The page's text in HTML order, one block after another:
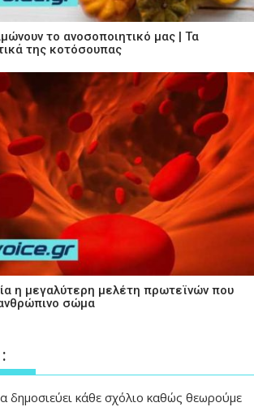
το ανοσοποιητικό μας | Τα
της κοτόσουπας
η μεγαλύτερη μελέτη πρωτεϊνών που
σώμα
δημοσιεύει κάθε σχόλιο καθώς θεωρούμε